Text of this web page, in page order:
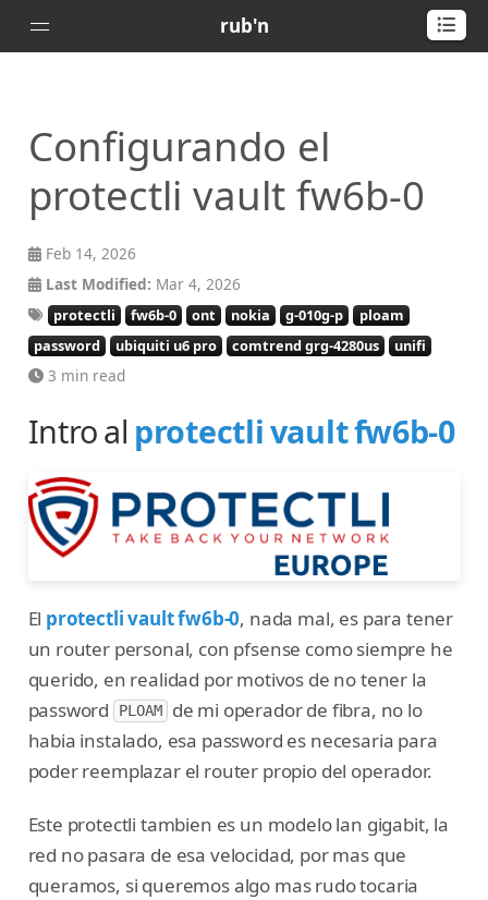
rub'n
Posts
About
🇺🇸
Configurando el
protectli vault fw6b-0
Feb 14, 2026
Last Modified: Mar 4, 2026
protectli fw6b-0 ont nokia g-010g-p
ploam
password
ubiquiti u6 pro comtrend grg-4280us unifi
3 min read
Intro al protectli vault fw6b-0
El protectli vault fw6b-0, nada mal, es para tener
un router personal, con pfsense como siempre he
querido, en realidad por motivos de no tener la
password
PLOAM de mi operador de fibra, no lo
habia instalado, esa password es necesaria para
poder reemplazar el router propio del operador.
Este protectli tambien es un modelo lan gigabit, la
red no pasara de esa velocidad, por mas que
queramos, si queremos algo mas rudo tocaria